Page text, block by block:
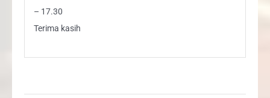
– 17.30
Terima kasih